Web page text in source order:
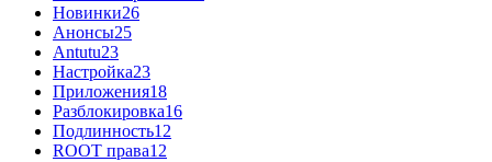
Новинки26
Анонсы25
Antutu23
Настройка23
Приложения18
Разблокировка16
Подлинность12
ROOT права12